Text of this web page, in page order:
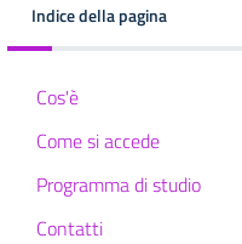
Indice della pagina
Cos'è
Come si accede
Programma di studio
Contatti